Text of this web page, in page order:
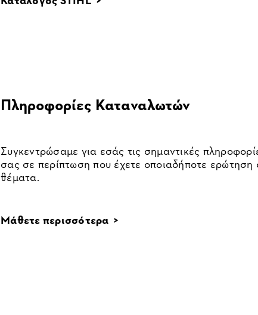
Πληροφορίες Καταναλωτών
Συγκεντρώσαμε για εσάς τις σημαντικές
σας σε περίπτωση που έχετε οποιαδήποτε ερώτηση
θέματα.
Μάθετε περισσότερα >